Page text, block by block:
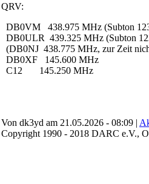
QRV:
DB0VM 438.975 MHz (Subton
DB0ULR 439.325 MHz (Subton
(DB0NJ 438.775 MHz, zur Zeit
DB0XF 145.600 MHz
C12 145.250 MHz
Von dk3yd am 21.05.2026 - 08:09 |
Copyright 1990 - 2018 DARC e.V.,